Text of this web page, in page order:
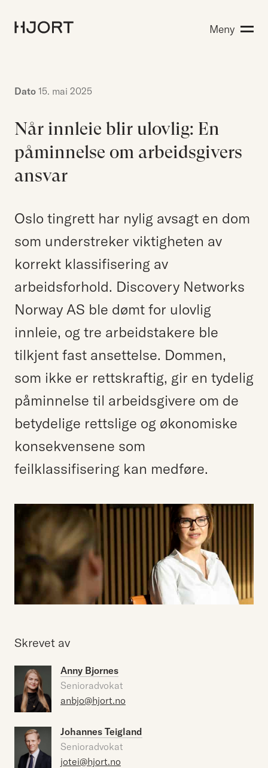
Menneskene
EN
NO
Kontakt oss
Søk etter:
Meny
Dato 15. mai 2025
Når innleie blir ulovlig: En
påminnelse om arbeidsgivers
ansvar
Oslo tingrett har nylig avsagt en dom
som understreker viktigheten av
korrekt klassifisering av
arbeidsforhold. Discovery Networks
Norway AS ble dømt for ulovlig
innleie, og tre arbeidstakere ble
tilkjent fast ansettelse. Dommen,
som ikke er rettskraftig, gir en tydelig
påminnelse til arbeidsgivere om de
betydelige rettslige og økonomiske
konsekvensene som
feilklassifisering kan medføre.
Skrevet av
Anny Bjornes
Senioradvokat
anbjo@hjort.no
Johannes Teigland
Senioradvokat
jotei@hjort.no